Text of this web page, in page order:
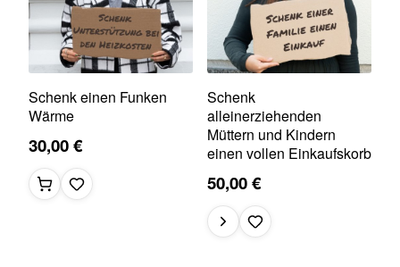
Schenk einen Funken
Wärme
30,00 €
Schenk
alleinerziehenden
Müttern und Kindern
einen vollen Einkaufskorb
50,00 €